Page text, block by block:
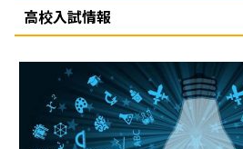
高校入試情報